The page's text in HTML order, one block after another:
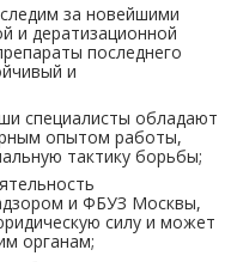
за новейшими
и дератизационной
последнего
и
специалисты обладают
опытом работы,
тактику борьбы;
и ФБУЗ Москвы,
силу и может
органам;